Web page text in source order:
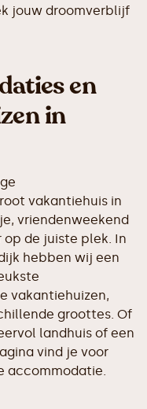
jouw droomverblijf
en
in
vakantiehuis in
vriendenweekend
de juiste plek. In
hebben wij een
vakantiehuizen,
groottes. Of
landhuis of een
vind je voor
accommodatie.